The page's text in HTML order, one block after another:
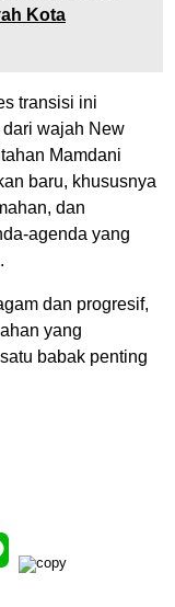
Kota
transisi ini
wajah New
Mamdani
baru, khususnya
dan
agenda yang
dan progresif,
yang
babak penting